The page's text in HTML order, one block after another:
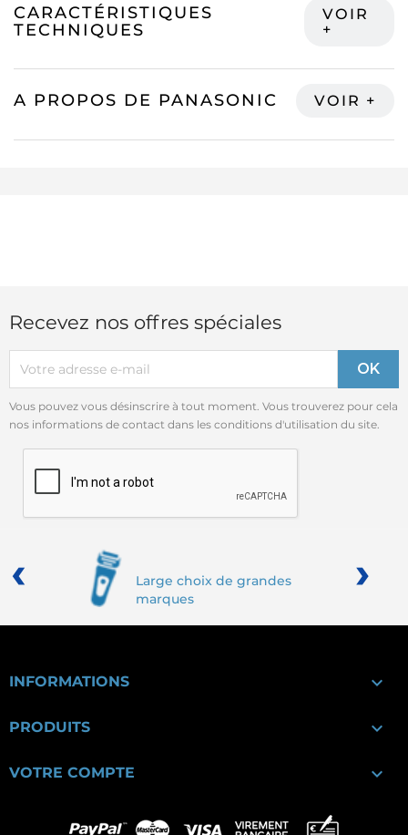
CARACTÉRISTIQUES
TECHNIQUES
A PROPOS DE PANASONIC
Recevez nos offres spéciales
Vous pouvez vous désinscrire à tout moment. Vous trouverez pour cela
nos informations de contact dans les conditions d'utilisation du site.
Large choix de grandes
marques
‹ ›
INFORMATIONS 
PRODUITS 
VOTRE COMPTE 